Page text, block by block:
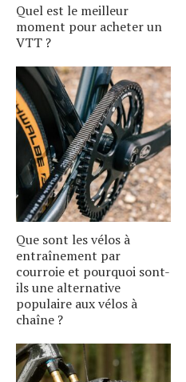
Quel est le meilleur
moment pour acheter un
VTT ?
Que sont les vélos à
entraînement par
courroie et pourquoi sont-
ils une alternative
populaire aux vélos à
chaîne ?